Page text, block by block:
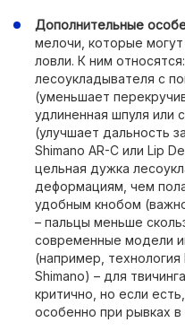
Дополнительные
мелочи, которые
ловли. К ним
лесоукладывателя с
(уменьшает
удлиненная шпуля или
(улучшает дальность
Shimano AR-C или Lip
цельная дужка
деформациям, чем
удобным кнобом
– пальцы меньше
современные модели
(например,
Shimano) – для
критично, но если
особенно при рывках